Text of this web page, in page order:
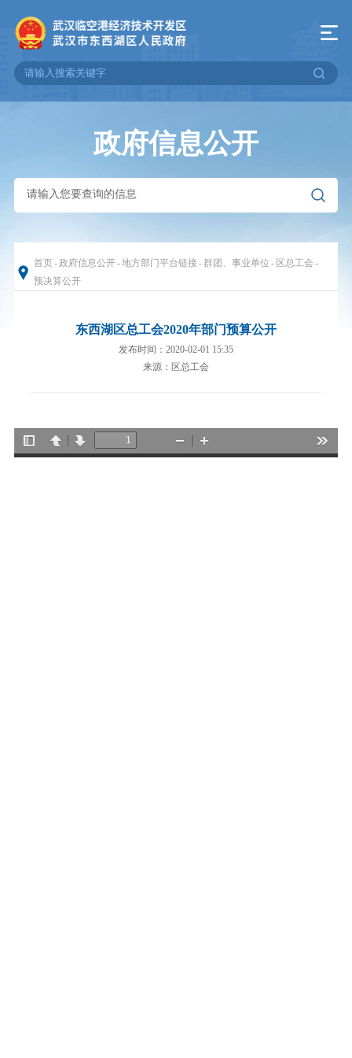
政府信息公开
首页-政府信息公开-地方部门平台链接- 群团、事业单位 - 区总工会 -
预决算公开
东西湖区总工会2020年部门预算公开
发布时间：2020-02-01 15:35
来源：区总工会